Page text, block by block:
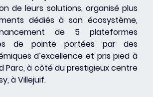
de leurs solutions, organisé plus
dédiés à son écosystème,
de 5 plateformes
de pointe portées par des
d’excellence et pris pied à
Parc, à côté du prestigieux centre
à Villejuif.